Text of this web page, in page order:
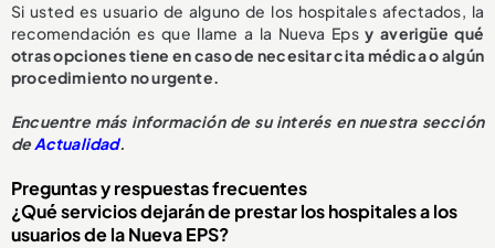
Si usted es usuario de alguno de los hospitales afectados, la
recomendación es que llame a la Nueva Epsy averigüe qué
otras opciones tiene en caso de necesitar cita médica o algún
procedimiento no urgente.
Encuentre más información de su interés en nuestra sección
deActualidad.
Preguntas y respuestas frecuentes
¿Qué servicios dejarán de prestar los hospitales a los
usuarios de la Nueva EPS?